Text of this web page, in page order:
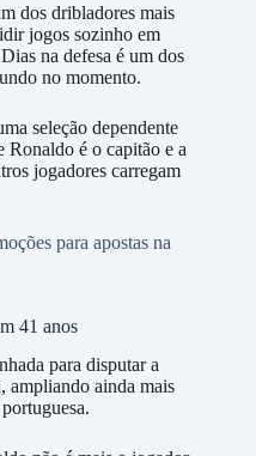
dos dribladores mais
jogos sozinho em
na defesa é um dos
no momento.
seleção dependente
é o capitão e a
jogadores carregam
para apostas na
41 anos
para disputar a
ampliando ainda mais